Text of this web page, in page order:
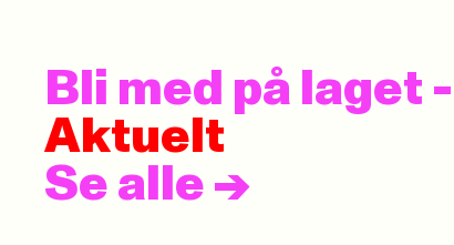
Bli med på laget
Aktuelt
Se alle ->